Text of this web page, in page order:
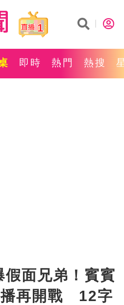
1
即時 熱門 熱搜
假面兄弟！賓賓
播再開戰 12字